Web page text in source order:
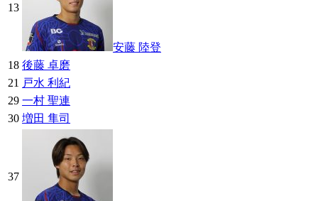
13
安藤 陸登
18 後藤 卓磨
21 戸水 利紀
29 一村 聖連
30 増田 隼司
37